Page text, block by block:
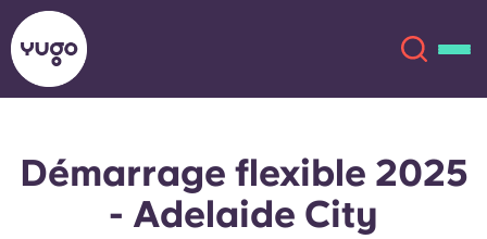
À propos English (GB)
English (US)
Démarrage flexible 2025
- Adelaide City